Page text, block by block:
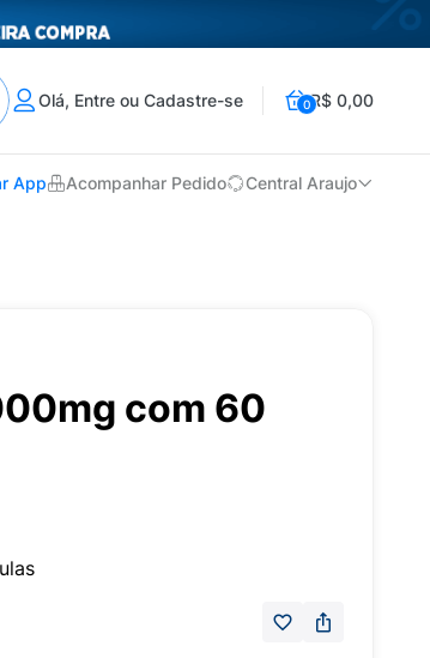
Olá, Entre ou Cadastre-se 0R$ 0,00
App Acompanhar Pedido Central Araujo
com 60